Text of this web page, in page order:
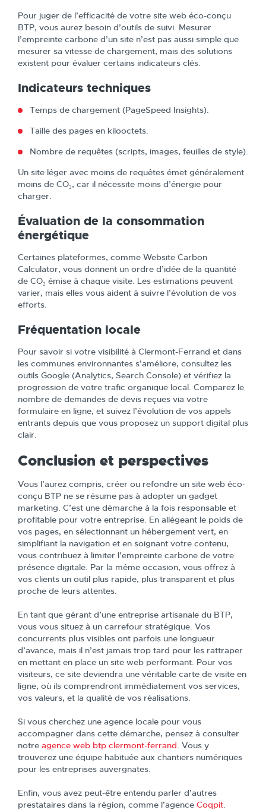
Pour juger de l’efficacité de votre site web éco-conçu
BTP, vous aurez besoin d’outils de suivi. Mesurer
l’empreinte carbone d’un site n’est pas aussi simple que
mesurer sa vitesse de chargement, mais des solutions
existent pour évaluer certains indicateurs clés.
Indicateurs techniques
Temps de chargement (PageSpeed Insights).
Taille des pages en kilooctets.
Nombre de requêtes (scripts, images, feuilles de style).
Un site léger avec moins de requêtes émet généralement
moins de CO₂, car il nécessite moins d’énergie pour
charger.
Évaluation de la consommation
énergétique
Certaines plateformes, comme Website Carbon
Calculator, vous donnent un ordre d’idée de la quantité
de CO₂ émise à chaque visite. Les estimations peuvent
varier, mais elles vous aident à suivre l’évolution de vos
efforts.
Fréquentation locale
Pour savoir si votre visibilité à Clermont-Ferrand et dans
les communes environnantes s’améliore, consultez les
outils Google (Analytics, Search Console) et vérifiez la
progression de votre trafic organique local. Comparez le
nombre de demandes de devis reçues via votre
formulaire en ligne, et suivez l’évolution de vos appels
entrants depuis que vous proposez un support digital plus
clair.
Conclusion et perspectives
Vous l’aurez compris, créer ou refondre un site web éco-
conçu BTP ne se résume pas à adopter un gadget
marketing. C’est une démarche à la fois responsable et
profitable pour votre entreprise. En allégeant le poids de
vos pages, en sélectionnant un hébergement vert, en
simplifiant la navigation et en soignant votre contenu,
vous contribuez à limiter l’empreinte carbone de votre
présence digitale. Par la même occasion, vous offrez à
vos clients un outil plus rapide, plus transparent et plus
proche de leurs attentes.
En tant que gérant d’une entreprise artisanale du BTP,
vous vous situez à un carrefour stratégique. Vos
concurrents plus visibles ont parfois une longueur
d’avance, mais il n’est jamais trop tard pour les rattraper
en mettant en place un site web performant. Pour vos
visiteurs, ce site deviendra une véritable carte de visite en
ligne, où ils comprendront immédiatement vos services,
vos valeurs, et la qualité de vos réalisations.
Si vous cherchez une agence locale pour vous
accompagner dans cette démarche, pensez à consulter
notre agence web btp clermont-ferrand. Vous y
trouverez une équipe habituée aux chantiers numériques
pour les entreprises auvergnates.
Enfin, vous avez peut-être entendu parler d’autres
prestataires dans la région, comme l’agence Coqpit.